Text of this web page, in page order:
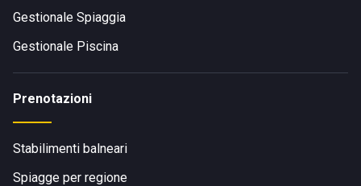
Gestionale Spiaggia
Gestionale Piscina
Prenotazioni
Stabilimenti balneari
Spiagge per regione